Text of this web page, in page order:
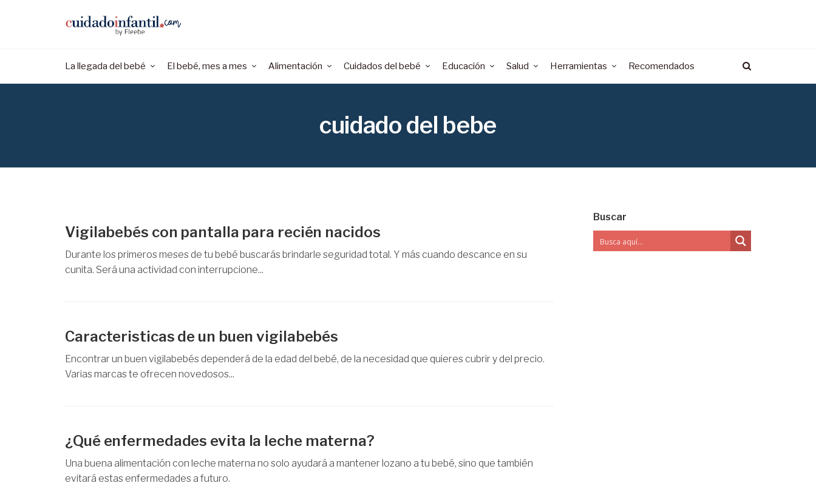
La llegada del bebé El bebé, mes a mes Alimentación Cuidados del bebé Educación Salud Herramientas Recomendados
cuidado del bebe
Vigilabebés con pantalla para recién nacidos
Durante los primeros meses de tu bebé buscarás brindarle seguridad total. Y más cuando descance en su
cunita. Será una actividad con interrupcione...
Caracteristicas de un buen vigilabebés
Encontrar un buen vigilabebés dependerá de la edad del bebé, de la necesidad que quieres cubrir y del precio.
Varias marcas te ofrecen novedosos...
¿Qué enfermedades evita la leche materna?
Una buena alimentación con leche materna no solo ayudará a mantener lozano a tu bebé, sino que también
evitará estas enfermedades a futuro.
Buscar